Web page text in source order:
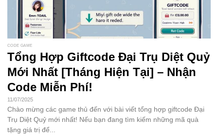
CODE GAME
Tổng Hợp Giftcode Đại Trụ Diệt Quỷ
Mới Nhất [Tháng Hiện Tại] – Nhận
Code Miễn Phí!
11/07/2025
Chào mừng các game thủ đến với bài viết tổng hợp giftcode Đại
Trụ Diệt Quỷ mới nhất! Nếu bạn đang tìm kiếm những mã quà
tặng giá trị để...